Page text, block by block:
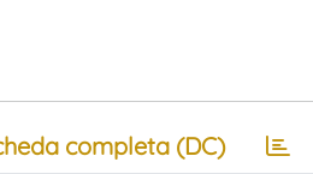
completa (DC)